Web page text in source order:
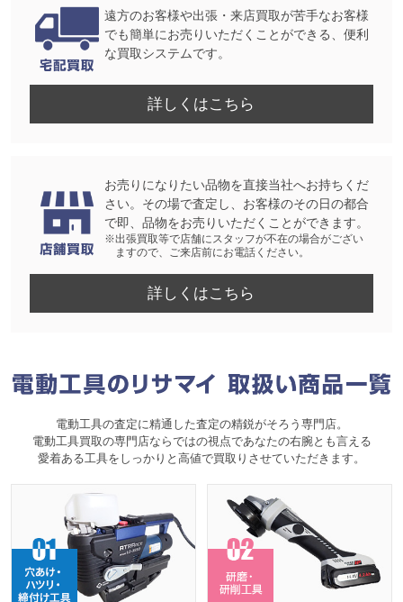
遠方のお客様や出張・来店買取が苦手なお客様
でも簡単にお売りいただくことができる、便利
な買取システムです。
詳しくはこちら
お売りになりたい品物を直接当社へお持ちくだ
さい。その場で査定し、お客様のその日の都合
で即、品物をお売りいただくことができます。
※出張買取等で店舗にスタッフが不在の場合がござい
ますので、ご来店前にお電話ください。
詳しくはこちら
電動工具の査定に精通した査定の精鋭がそろう専門店。
電動工具買取の専門店ならではの視点であなたの右腕とも言える
愛着ある工具をしっかりと高値で買取りさせていただきます。